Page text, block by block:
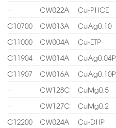
–
CW022A Cu-PHCE
C10700
CW013A CuAg0.10
C11000
CW004A Cu-ETP
C11904
CW014A CuAg0.04P
C11907
CW016A CuAg0.10P
–
CW128C CuMg0.5
–
CW127C CuMg0.2
C12200
CW024A Cu-DHP